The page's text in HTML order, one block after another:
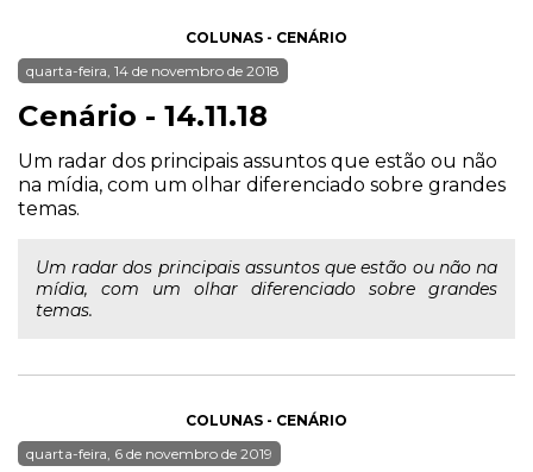
COLUNAS - CENÁRIO
quarta-feira, 14 de novembro de 2018
Cenário - 14.11.18
Um radar dos principais assuntos que estão ou não
na mídia, com um olhar diferenciado sobre grandes
temas.
Um radar dos principais assuntos que estão ou não na
mídia, com um olhar diferenciado sobre grandes
temas.
COLUNAS - CENÁRIO
quarta-feira, 6 de novembro de 2019